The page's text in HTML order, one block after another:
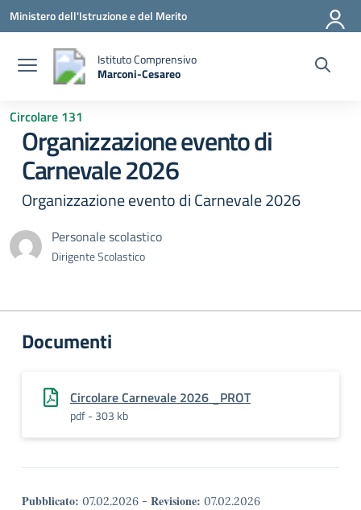
Vai ai contenuti
Vai al menu di navigazione
Vai al footer
Ministero dell'Istruzione e del Merito
Istituto Comprensivo
Marconi-Cesareo
Circolare 131
Organizzazione evento di
Carnevale 2026
Organizzazione evento di Carnevale 2026
Personale scolastico
Dirigente Scolastico
Documenti
Circolare Carnevale 2026 _PROT
pdf - 303 kb
Pubblicato: 07.02.2026 - Revisione: 07.02.2026